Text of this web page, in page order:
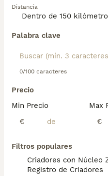
Distancia
Palabra clave
0/100 caracteres
Precio
Min Precio
€
Max
€
Filtros populares
Criadores con Núcleo
Registro de Criadores